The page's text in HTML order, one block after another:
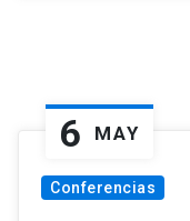
6 MAY
Conferencias